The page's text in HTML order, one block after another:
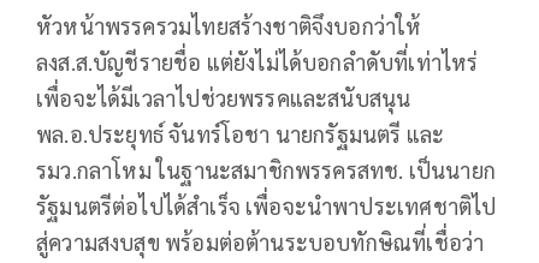
หัวหน้าพรรครวมไทยสร้างชาติจึงบอกว่าให้
ลงส.ส.บัญชีรายชื่อ แต่ยังไม่ได้บอกลำดับที่เท่าไหร่
เพื่อจะได้มีเวลาไปช่วยพรรคและสนับสนุน
พล.อ.ประยุทธ์ จันทร์โอชา นายกรัฐมนตรี และ
รมว.กลาโหม ในฐานะสมาชิกพรรครสทช. เป็นนายก
รัฐมนตรีต่อไปได้สำเร็จ เพื่อจะนำพาประเทศชาติไป
สู่ความสงบสุข พร้อมต่อต้านระบอบทักษิณที่เชื่อว่า